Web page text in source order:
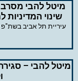
מיטל להבי
שינוי
עיריית תל אביב בשת"פ